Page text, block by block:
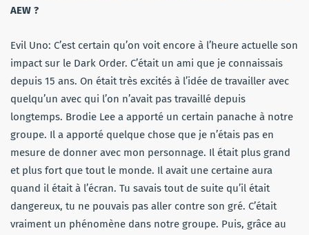
AEW ?
Evil Uno: C’est certain qu’on voit encore à l’heure actuelle son
impact sur le Dark Order. C’était un ami que je connaissais
depuis 15 ans. On était très excités à l’idée de travailler avec
quelqu’un avec qui l’on n’avait pas travaillé depuis
longtemps. Brodie Lee a apporté un certain panache à notre
groupe. Il a apporté quelque chose que je n’étais pas en
mesure de donner avec mon personnage. Il était plus grand
et plus fort que tout le monde. Il avait une certaine aura
quand il était à l’écran. Tu savais tout de suite qu’il était
dangereux, tu ne pouvais pas aller contre son gré. C’était
vraiment un phénomène dans notre groupe. Puis, grâce au